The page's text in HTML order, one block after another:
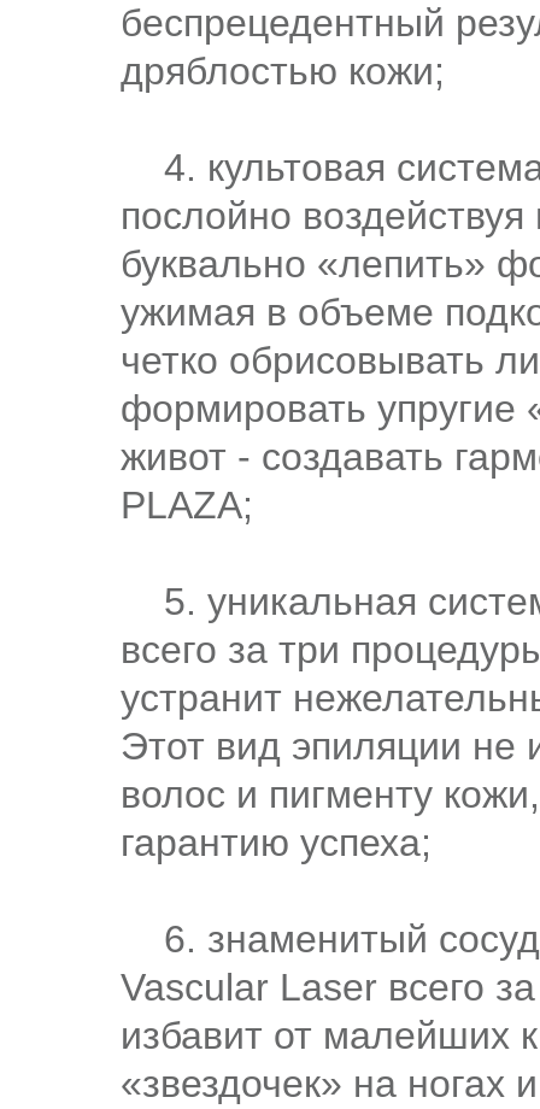
беспрецедентный
дряблостью кожи;
4. культовая
послойно
буквально «лепить»
ужимая в объеме
четко обрисовывать
формировать упругие
живот - создавать
PLAZA;
5. уникальная
всего за три
устранит
Этот вид эпиляции не
волос и пигменту
гарантию успеха;
6. знаменитый
Vascular Laser всего
избавит от малейших
«звездочек» на ногах